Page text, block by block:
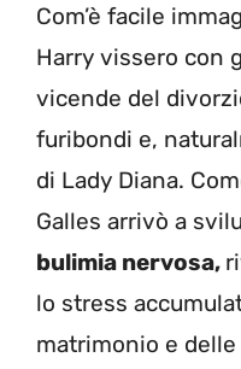
Com’è facile
Harry vissero con
vicende del
furibondi e,
di Lady Diana.
Galles arrivò a
bulimia nervosa,
lo stress
matrimonio e